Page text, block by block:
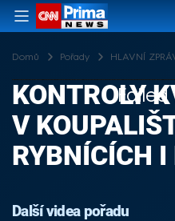
Domů Pořady HLAVNÍ
KONTROLY
V
RYBNÍCÍCH
Další videa pořadu